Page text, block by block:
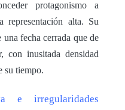
protagonismo a
representación alta. Su
fecha cerrada que de
con inusitada densidad
su tiempo.
e irregularidades